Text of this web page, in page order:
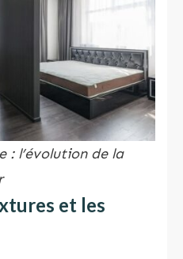
: l’évolution de la
et les